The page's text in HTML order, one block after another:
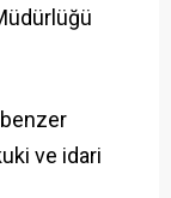
ve idari